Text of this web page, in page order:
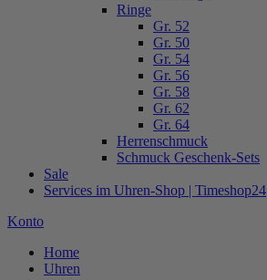
Ringe
Gr. 52
Gr. 50
Gr. 54
Gr. 56
Gr. 58
Gr. 62
Gr. 64
Herrenschmuck
Schmuck Geschenk-Sets
Sale
Services im Uhren-Shop | Timeshop24
Konto
Home
Uhren